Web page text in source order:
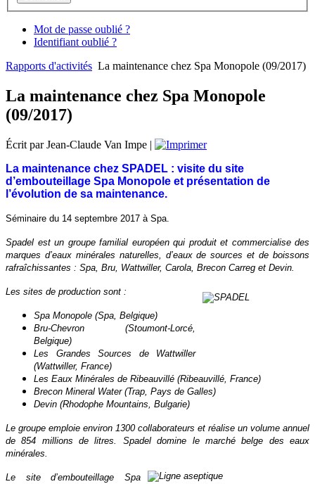
Mot de passe oublié ?
Identifiant oublié ?
Rapports d'activités La maintenance chez Spa Monopole (09/2017)
La maintenance chez Spa Monopole
(09/2017)
Écrit par Jean-Claude Van Impe |
La maintenance chez SPADEL : visite du site
d’embouteillage Spa Monopole et présentation de
l’évolution de sa maintenance.
Séminaire du 14 septembre 2017 à Spa.
Spadel est un groupe familial européen qui produit et commercialise des
marques d’eaux minérales naturelles, d’eaux de sources et de boissons
rafraîchissantes : Spa, Bru, Wattwiller, Carola, Brecon Carreg et Devin.
Les sites de production sont :
Spa Monopole (Spa, Belgique)
Bru-Chevron (Stoumont-Lorcé,
Belgique)
Les Grandes Sources de Wattwiller
(Wattwiller, France)
Les Eaux Minérales de Ribeauvillé (Ribeauvillé, France)
Brecon Mineral Water (Trap, Pays de Galles)
Devin (Rhodophe Mountains, Bulgarie)
Le groupe emploie environ 1300 collaborateurs et réalise un volume annuel
de 854 millions de litres. Spadel domine le marché belge des eaux
minérales.
Le site d’embouteillage Spa